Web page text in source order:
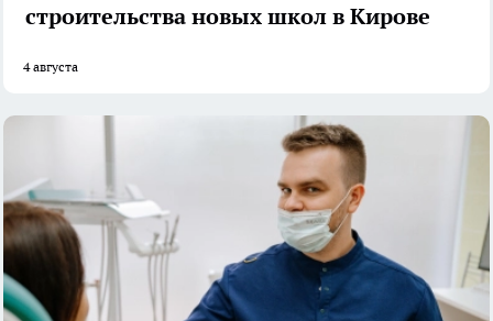
строительства новых школ в Кирове
4 августа